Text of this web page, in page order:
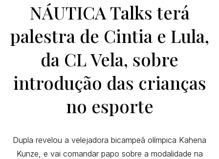
NÁUTICA Talks terá
palestra de Cintia e Lula,
da CL Vela, sobre
introdução das crianças
no esporte
Dupla revelou a velejadora bicampeã olímpica Kahena
Kunze, e vai comandar papo sobre a modalidade na